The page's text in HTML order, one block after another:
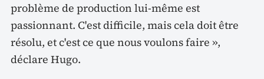
problème de production lui-même est
passionnant. C'est difficile, mais cela doit être
résolu, et c'est ce que nous voulons faire »,
déclare Hugo.